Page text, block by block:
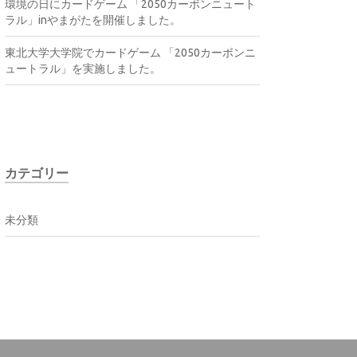
環境の日にカードゲーム 「2050カーボンニュート
ラル」inやまがたを開催しました。
東北大学大学院でカードゲーム 「2050カーボンニ
ュートラル」を実施しました。
カテゴリー
未分類